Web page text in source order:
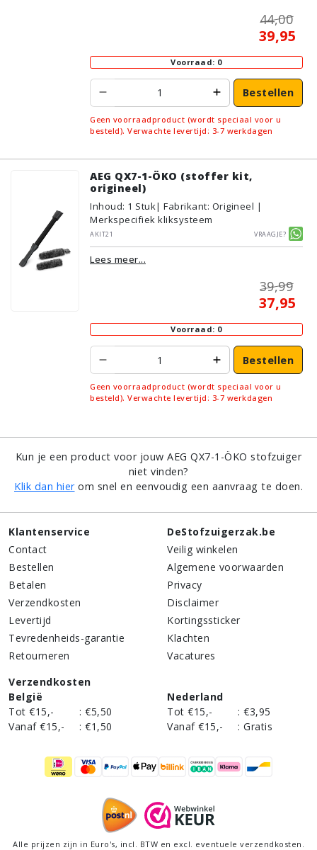
44,00
39,95
Voorraad: 0
Bestellen
Geen voorraadproduct (wordt speciaal voor u
besteld). Verwachte levertijd: 3-7 werkdagen
AEG QX7-1-ÖKO (stoffer kit,
origineel)
Inhoud: 1 Stuk| Fabrikant: Origineel |
Merkspecifiek kliksysteem
AKIT21
Vraagje?
Lees meer...
39,99
37,95
Voorraad: 0
Bestellen
Geen voorraadproduct (wordt speciaal voor u
besteld). Verwachte levertijd: 3-7 werkdagen
Kun je een product voor jouw AEG QX7-1-ÖKO stofzuiger
niet vinden?
Klik dan hierom snel en eenvoudig een aanvraag te doen.
Klantenservice
Contact
Bestellen
Betalen
Verzendkosten
Levertijd
Tevredenheids-garantie
Retourneren
DeStofzuigerzak.be
Veilig winkelen
Algemene voorwaarden
Privacy
Disclaimer
Kortingssticker
Klachten
Vacatures
Verzendkosten
België
Tot €15,-
: €5,50
Vanaf €15,-
: €1,50
Nederland
Tot €15,-
: €3,95
Vanaf €15,-
: Gratis
Alle prijzen zijn in Euro's, incl . BTW en excl. eventuele verzendkosten.